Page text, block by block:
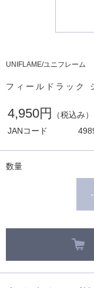
UNIFLAME/ユニフレーム
フィールドラック
4,950円
（税込み）
JANコード
数量
-